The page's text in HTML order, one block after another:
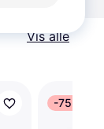
Vis alle
-75 kr.